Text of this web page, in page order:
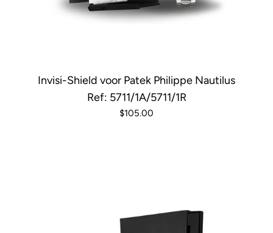
Invisi-Shield voor Patek Philippe Nautilus
Ref: 5711/1A/5711/1R
$105.00